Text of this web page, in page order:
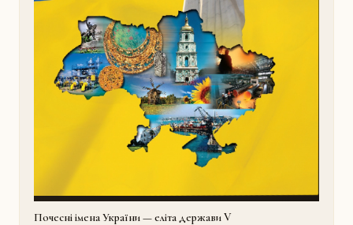
Почесні імена України — еліта держави V